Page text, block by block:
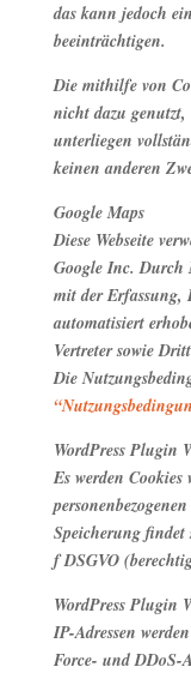
das kann jedoch
beeinträchtigen.
Die mithilfe von
nicht dazu
unterliegen
keinen anderen
Google Maps
Diese Webseite
Google Inc. Durch
mit der Erfassung,
automatisiert
Vertreter sowie
Die
WordPress Plugin
Es werden Cookies
Speicherung
f DSGVO
WordPress Plugin
IP-Adressen
Force- und DDoS-